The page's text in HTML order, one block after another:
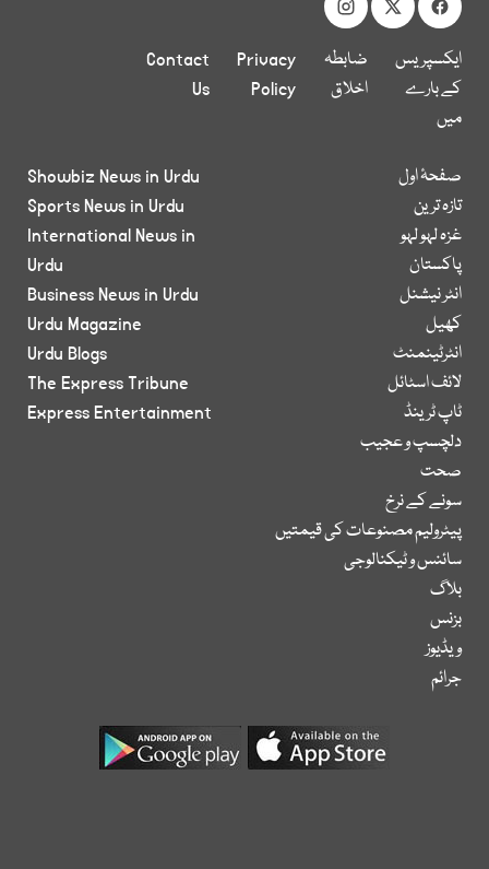
ایکسپریس
کے بارے
میں
ضابطہ
اخلاق
Privacy
Policy
Contact
Us
صفحۂ اول
تازہ ترین
غزہ لہو لہو
پاکستان
انٹر نیشنل
کھیل
انٹرٹینمنٹ
لائف اسٹائل
ٹاپ ٹرینڈ
دلچسپ و عجیب
صحت
سونے کے نرخ
پیٹرولیم مصنوعات کی قیمتیں
سائنس و ٹیکنالوجی
بلاگ
بزنس
ویڈیوز
جرائم
Showbiz News in Urdu
Sports News in Urdu
International News in
Urdu
Business News in Urdu
Urdu Magazine
Urdu Blogs
The Express Tribune
Express Entertainment